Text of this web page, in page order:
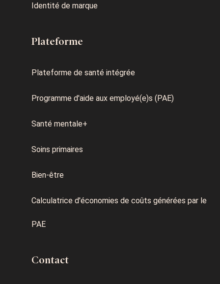
Identité de marque
Plateforme
Plateforme de santé intégrée
Programme d'aide aux employé(e)s (PAE)
Santé mentale+
Soins primaires
Bien-être
Calculatrice d'économies de coûts générées par le
PAE
Contact